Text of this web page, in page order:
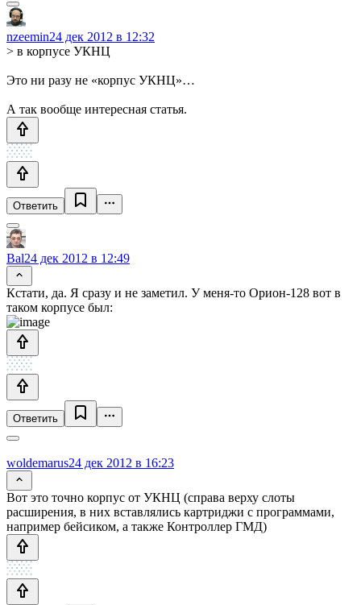
nzeemin24 дек 2012 в 12:32
> в корпусе УКНЦ
Это ни разу не «корпус УКНЦ»…
А так вообще интересная статья.
Ответить
Bal24 дек 2012 в 12:49
Кстати, да. Я сразу и не заметил. У меня-то Орион-128 вот в
таком корпусе был:
Ответить
woldemarus24 дек 2012 в 16:23
Вот это точно корпус от УКНЦ (справа верху слоты
расширения, в них вставлялись картриджи с программами,
например бейсиком, а также Контроллер ГМД)